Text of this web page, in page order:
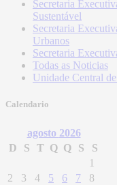
Secretaria
Sustentável
Secretaria
Urbanos
Secretaria
Todas as Noticias
Unidade Central
Calendario
agosto 2026
D
S T Q Q S
S
1
2
3 4 5 6 7
8